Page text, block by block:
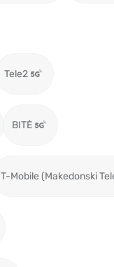
Tele2
BITĖ
T-Mobile (Makedonski